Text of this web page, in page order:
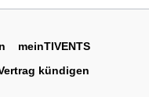
meinTIVENTS
kündigen